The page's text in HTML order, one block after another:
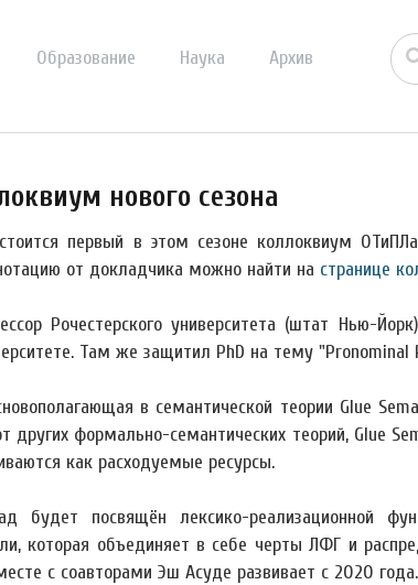
Образование Наука Архив
нового сезона
первый в этом сезоне коллоквиум
от докладчика можно найти на странице
Рочестерского университета (штат Нью-
Там же защитил PhD на тему "Pronominal
в семантической теории Glue
других формально-семантических теорий, Glue
как расходуемые ресурсы.
будет посвящён лексико-реализационной
которая объединяет в себе черты ЛФГ и
с соавторами Эш Асуде развивает с 2020 года.